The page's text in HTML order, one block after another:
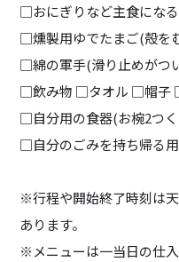
□おにぎりなど主食にな
□燻製用ゆでたまご(殻を
□綿の軍手(滑り止めがつ
□飲み物 □タオル □帽子
□自分用の食器(お椀2つ
□自分のごみを持ち帰る
※行程や開始終了時刻は
あります。
※メニューは一当日の仕